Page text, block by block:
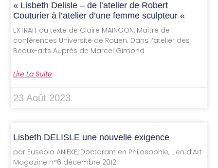
« Lisbeth Delisle – de l’atelier de Robert
Couturier à l’atelier d’une femme sculpteur «
EXTRAIT du texte de Claire MAINGON, Maître de
conférences Université de Rouen. Dans l’atelier des
Beaux-arts Auprès de Marcel Gimond
Lire La Suite
23 Août 2023
Lisbeth DELISLE une nouvelle exigence
par Eusebio ANIEKE, Doctorant en Philosophie, Lien d’Art
Magazine n°6 décembre 2012.